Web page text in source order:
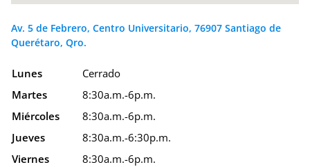
Av. 5 de Febrero, Centro Universitario, 76907 Santiago de
Querétaro, Qro.
Lunes
Cerrado
Martes
8:30a.m.-6p.m.
Miércoles
8:30a.m.-6p.m.
Jueves
8:30a.m.-6:30p.m.
Viernes
8:30a.m.-6p.m.